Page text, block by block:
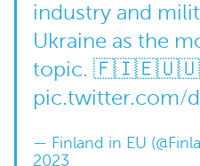
industry and
Ukraine as the
topic.
pic.twitter.com/
— Finland in EU
2023